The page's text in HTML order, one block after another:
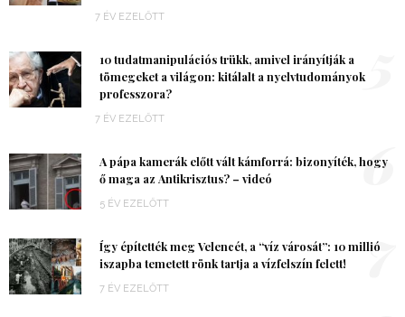
7 ÉV EZELŐTT
10 tudatmanipulációs trükk, amivel irányítják a
tömegeket a világon: kitálalt a nyelvtudományok
professzora?
7 ÉV EZELŐTT
A pápa kamerák előtt vált kámforrá: bizonyíték, hogy
ő maga az Antikrisztus? – videó
5 ÉV EZELŐTT
6
Így építették meg Velencét, a “víz városát”: 10 millió
iszapba temetett rönk tartja a vízfelszín felett!
7 ÉV EZELŐTT
7